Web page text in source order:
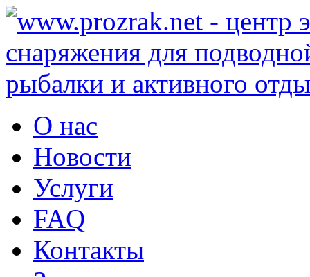
О нас
Новости
Услуги
FAQ
Контакты